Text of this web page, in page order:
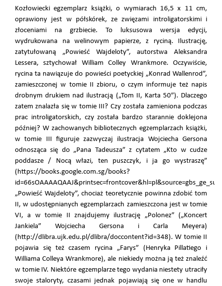
Kozłowiecki egzemplarz książki, o wymiarach 16,5 x 11 cm,
oprawiony jest w półskórek, ze zwięzami introligatorskimi i
złoceniami na grzbiecie. To luksusowa wersja edycji,
wydrukowana na welinowym papierze, z ryciną. Ilustrację,
zatytułowaną „Powieść Wajdeloty”, autorstwa Aleksandra
Lessera, sztychował William Colley Wrankmore. Oczywiście,
rycina ta nawiązuje do powieści poetyckiej „Konrad Wallenrod”,
zamieszczonej w tomie II zbioru, o czym informuje też napis
drobnym drukiem nad ilustracją („Tom II, Karta 50”). Dlaczego
zatem znalazła się w tomie III? Czy została zamieniona podczas
prac introligatorskich, czy została bardzo starannie doklejona
później? W zachowanych bibliotecznych egzemplarzach książki,
w tomie III figuruje zazwyczaj ilustracja Wojciecha Gersona
odnosząca się do „Pana Tadeusza” z cytatem „Kto w cudze
poddasze / Nocą włazi, ten puszczyk, i ja go wystraszę”
(https://books.google.com.sg/books?
„Powieść Wajdeloty”, chociaż teoretycznie powinna zdobić tom
II, w udostępnianych egzemplarzach zamieszczona jest w tomie
VI, a w tomie II znajdujemy ilustrację „Polonez” („Koncert
Jankiela” Wojciecha Gersona i Carla Meyera)
(http://dlibra.ujk.edu.pl/dlibra/doccontent?id=348). W tomie II
pojawia się też czasem rycina „Farys” (Henryka Pillatiego i
Williama Colleya Wrankmore), ale niekiedy można ją też znaleźć
w tomie IV. Niektóre egzemplarze tego wydania niestety utraciły
swoje staloryty, czasami jednak pojawiają się one w handlu